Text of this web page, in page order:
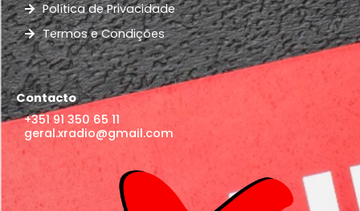
Política de Privacidade
Termos e Condições
Contacto
+351 91 350 65 11
geral.xradio@gmail.com